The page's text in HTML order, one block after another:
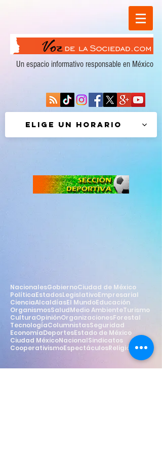
Un espacio informativo responsable en México
Elige un horario
NacionalesGobiernoCiudad de México
PolíticaEstadosLegislativoEmpresarial
CienciaAlcaldíasEl MundoEducación
OrganismosSaludMedio AmbienteTurismo
CulturaOpiniónOrganizacionesForestal
TecnologíaColumnistasSeguridad
EconomíaDeportesEstado de México
Ciudad MéxicoNacionalSindicatos
CooperativismoEspectáculosReligión Estilo